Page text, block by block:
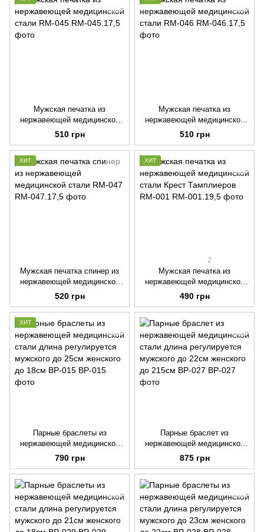
Мужская печатка из
нержавеющей медицинской
стали RM-045
510 грн
Мужская печатка из
нержавеющей медицинской
стали RM-046
510 грн
ХИТ
Мужская печатка спинер из
нержавеющей медицинской
стали RM-047
520 грн
ХИТ
2
Мужская печатка из
нержавеющей медицинской
стали Крест Тамплиеров RM-
001
490 грн
ХИТ
Парные браслеты из
нержавеющей медицинской
стали длина регулируется
мужского до 25см женского
до 18см BP-015
790 грн
Парные браслет из
нержавеющей медицинской
стали длина регулируется
мужского до 22см женского
до 215см BP-027
875 грн